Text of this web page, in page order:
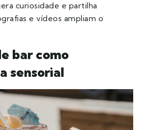
curiosidade e partilha
e vídeos ampliam o
bar como
sensorial